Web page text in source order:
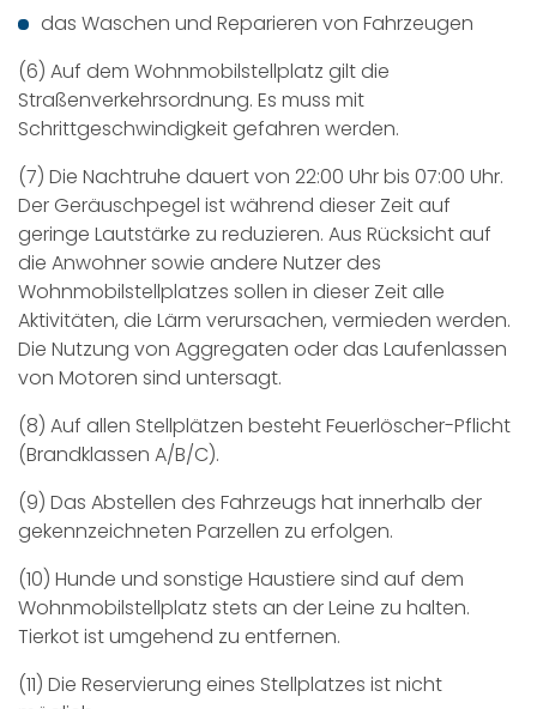
das Waschen und Reparieren von Fahrzeugen
(6) Auf dem Wohnmobilstellplatz gilt die
Straßenverkehrsordnung. Es muss mit
Schrittgeschwindigkeit gefahren werden.
(7) Die Nachtruhe dauert von 22:00 Uhr bis 07:00 Uhr.
Der Geräuschpegel ist während dieser Zeit auf
geringe Lautstärke zu reduzieren. Aus Rücksicht auf
die Anwohner sowie andere Nutzer des
Wohnmobilstellplatzes sollen in dieser Zeit alle
Aktivitäten, die Lärm verursachen, vermieden werden.
Die Nutzung von Aggregaten oder das Laufenlassen
von Motoren sind untersagt.
(8) Auf allen Stellplätzen besteht Feuerlöscher-Pflicht
(Brandklassen A/B/C).
(9) Das Abstellen des Fahrzeugs hat innerhalb der
gekennzeichneten Parzellen zu erfolgen.
(10) Hunde und sonstige Haustiere sind auf dem
Wohnmobilstellplatz stets an der Leine zu halten.
Tierkot ist umgehend zu entfernen.
(11) Die Reservierung eines Stellplatzes ist nicht